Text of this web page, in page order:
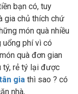
bạn có, tuy
gia chủ thích chứ
món quà nhiều
uổng phí vì có
quà đơn gian
tý, rẻ tý lại được
gia thì sao ? có
nhà,